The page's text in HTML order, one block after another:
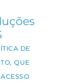
DE
QUE